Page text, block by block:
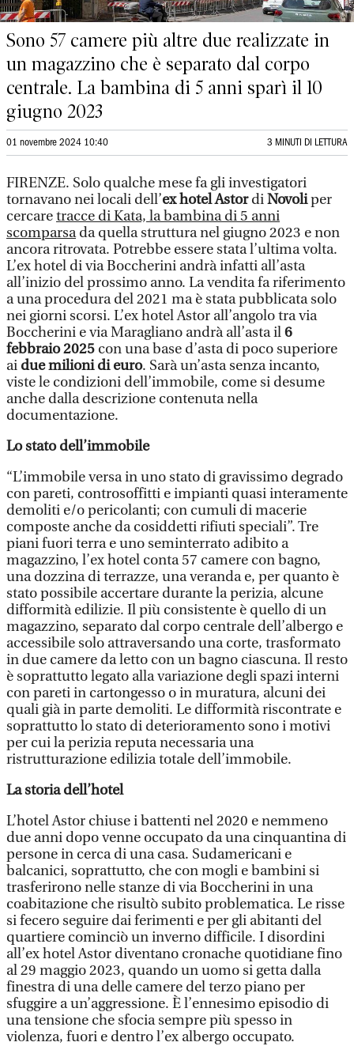
Sono 57 camere più altre due realizzate in
un magazzino che è separato dal corpo
centrale. La bambina di 5 anni sparì il 10
giugno 2023
01 novembre 2024 10:40 3 MINUTI DI LETTURA
FIRENZE. Solo qualche mese fa gli investigatori
tornavano nei locali dell’ex hotel AstordiNovoliper
cercaretracce di Kata, la bambina di 5 anni
scomparsada quella struttura nel giugno 2023 e non
ancora ritrovata. Potrebbe essere stata l’ultima volta.
L’ex hotel di via Boccherini andrà infatti all’asta
all’inizio del prossimo anno. La vendita fa riferimento
a una procedura del 2021 ma è stata pubblicata solo
nei giorni scorsi. L’ex hotel Astor all’angolo tra via
Boccherini e via Maragliano andrà all’asta il6
febbraio 2025 con una base d’asta di poco superiore
ai due milioni di euro. Sarà un’asta senza incanto,
viste le condizioni dell’immobile, come si desume
anche dalla descrizione contenuta nella
documentazione.
Lo stato dell’immobile
“L’immobile versa in uno stato di gravissimo degrado
con pareti, controsoffitti e impianti quasi interamente
demoliti e/o pericolanti; con cumuli di macerie
composte anche da cosiddetti rifiuti speciali”. Tre
piani fuori terra e uno seminterrato adibito a
magazzino, l’ex hotel conta 57 camere con bagno,
una dozzina di terrazze, una veranda e, per quanto è
stato possibile accertare durante la perizia, alcune
difformità edilizie. Il più consistente è quello di un
magazzino, separato dal corpo centrale dell’albergo e
accessibile solo attraversando una corte, trasformato
in due camere da letto con un bagno ciascuna. Il resto
è soprattutto legato alla variazione degli spazi interni
con pareti in cartongesso o in muratura, alcuni dei
quali già in parte demoliti. Le difformità riscontrate e
soprattutto lo stato di deterioramento sono i motivi
per cui la perizia reputa necessaria una
ristrutturazione edilizia totale dell’immobile.
La storia dell’hotel
L’hotel Astor chiuse i battenti nel 2020 e nemmeno
due anni dopo venne occupato da una cinquantina di
persone in cerca di una casa. Sudamericani e
balcanici, soprattutto, che con mogli e bambini si
trasferirono nelle stanze di via Boccherini in una
coabitazione che risultò subito problematica. Le risse
si fecero seguire dai ferimenti e per gli abitanti del
quartiere cominciò un inverno difficile. I disordini
all’ex hotel Astor diventano cronache quotidiane fino
al 29 maggio 2023, quando un uomo si getta dalla
finestra di una delle camere del terzo piano per
sfuggire a un’aggressione. È l’ennesimo episodio di
una tensione che sfocia sempre più spesso in
violenza, fuori e dentro l’ex albergo occupato.